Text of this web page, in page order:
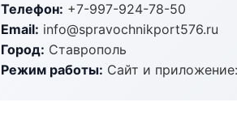
Телефон: +7-997-924-78-50
Email: info@spravochnikport576.ru
Город: Ставрополь
Режим работы: Сайт и